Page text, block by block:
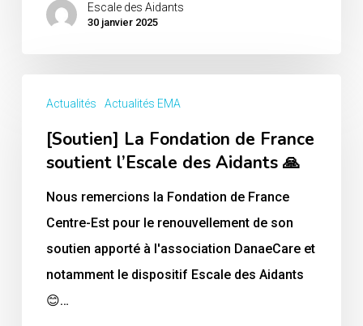
Escale des Aidants
30 janvier 2025
Fondation
France
soutient
Aidants
Actualités Actualités EMA
[Soutien] La Fondation de France
soutient l’Escale des Aidants 🙏
Nous remercions la Fondation de France
Centre-Est pour le renouvellement de son
soutien apporté à l'association DanaeCare et
notamment le dispositif Escale des Aidants
😊…